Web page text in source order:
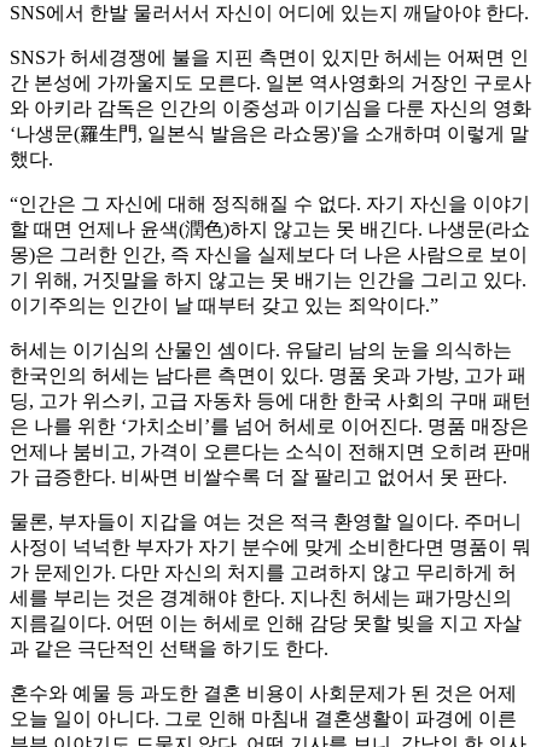
SNS에서 한발 물러서서 자신이 어디에 있는지 깨달아야 한다.
SNS가 허세경쟁에 불을 지핀 측면이 있지만 허세는 어쩌면 인
간 본성에 가까울지도 모른다. 일본 역사영화의 거장인 구로사
와 아키라 감독은 인간의 이중성과 이기심을 다룬 자신의 영화
‘나생문(羅生門, 일본식 발음은 라쇼몽)'을 소개하며 이렇게 말
했다.
“인간은 그 자신에 대해 정직해질 수 없다. 자기 자신을 이야기
할 때면 언제나 윤색(潤色)하지 않고는 못 배긴다. 나생문(라쇼
몽)은 그러한 인간, 즉 자신을 실제보다 더 나은 사람으로 보이
기 위해, 거짓말을 하지 않고는 못 배기는 인간을 그리고 있다.
이기주의는 인간이 날 때부터 갖고 있는 죄악이다.”
허세는 이기심의 산물인 셈이다. 유달리 남의 눈을 의식하는
한국인의 허세는 남다른 측면이 있다. 명품 옷과 가방, 고가 패
딩, 고가 위스키, 고급 자동차 등에 대한 한국 사회의 구매 패턴
은 나를 위한 ‘가치소비’를 넘어 허세로 이어진다. 명품 매장은
언제나 붐비고, 가격이 오른다는 소식이 전해지면 오히려 판매
가 급증한다. 비싸면 비쌀수록 더 잘 팔리고 없어서 못 판다.
물론, 부자들이 지갑을 여는 것은 적극 환영할 일이다. 주머니
사정이 넉넉한 부자가 자기 분수에 맞게 소비한다면 명품이 뭐
가 문제인가. 다만 자신의 처지를 고려하지 않고 무리하게 허
세를 부리는 것은 경계해야 한다. 지나친 허세는 패가망신의
지름길이다. 어떤 이는 허세로 인해 감당 못할 빚을 지고 자살
과 같은 극단적인 선택을 하기도 한다.
혼수와 예물 등 과도한 결혼 비용이 사회문제가 된 것은 어제
오늘 일이 아니다. 그로 인해 마침내 결혼생활이 파경에 이른